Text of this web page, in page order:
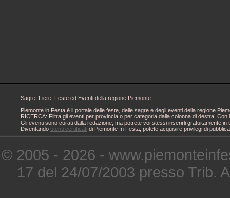
Sagre, Fiere, Feste ed Eventi della regione Piemonte.
Piemonte in Festa è il portale delle feste, delle sagre e degli eventi della regione
RICERCA: Filtra gli eventi per provincia o per categoria dalla colonna di destra.
Gli eventi sono curati dalla redazione, ma potrete voi stessi inserirli gratuitamente
Diventando utenti certificati di Piemonte In Festa, potete acquisire privilegi di
© 2005 - 2026 -
17 del 24/07/2003 presso Trib.